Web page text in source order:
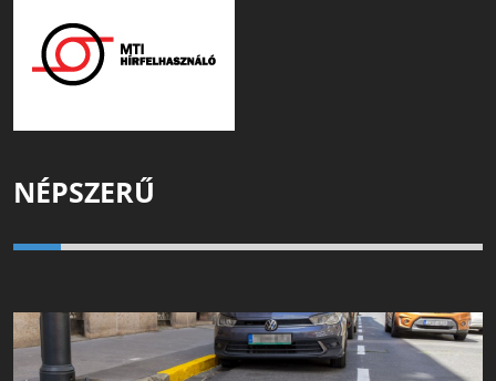
NÉPSZERŰ